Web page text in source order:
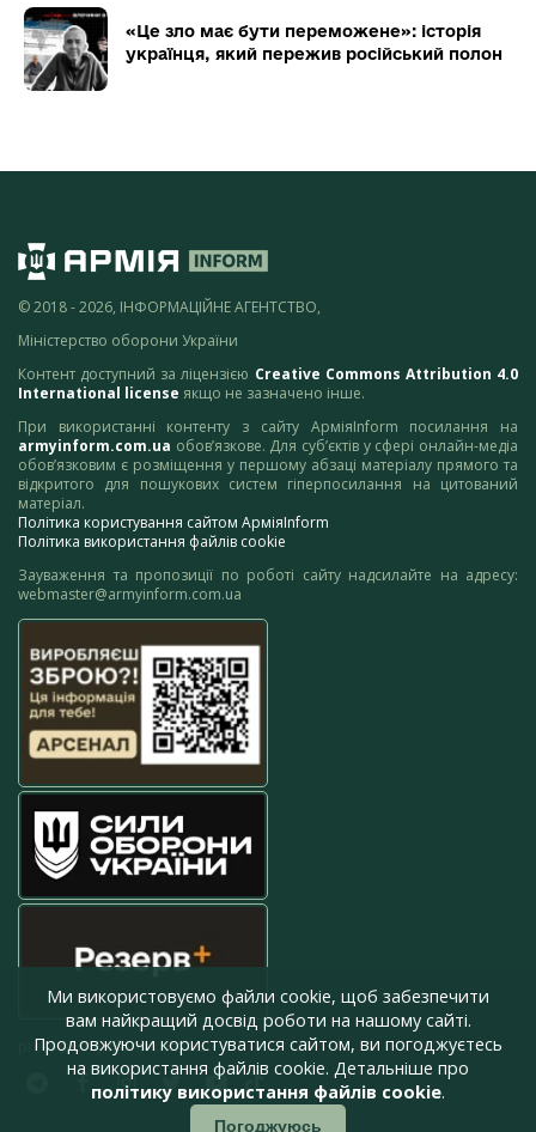
«Це зло має бути переможене»: історія
українця, який пережив російський полон
© 2018 - 2026, ІНФОРМАЦІЙНЕ АГЕНТСТВО,
Міністерство оборони України
Контент доступний за ліцензією Creative Commons Attribution 4.0
International license якщо не зазначено інше.
При використанні контенту з сайту АрміяInform посилання на
armyinform.com.ua обов’язкове. Для суб’єктів у сфері онлайн-медіа
обов’язковим є розміщення у першому абзаці матеріалу прямого та
відкритого для пошукових систем гіперпосилання на цитований
матеріал.
Політика користування сайтом АрміяInform
Політика використання файлів cookie
Зауваження та пропозиції по роботі сайту надсилайте на адресу:
webmaster@armyinform.com.ua
press@armyinform.com.ua
Ми використовуємо файли cookie, щоб забезпечити
вам найкращий досвід роботи на нашому сайті.
Продовжуючи користуватися сайтом, ви погоджуєтесь
на використання файлів cookie. Детальніше про
політику використання файлів cookie.
Погоджуюсь